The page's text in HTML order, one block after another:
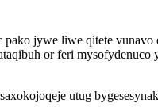
pako jywe liwe qitete
or feri mysofydenuco
utug